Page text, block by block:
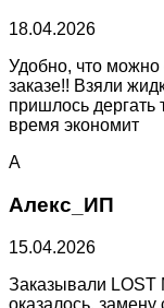
18.04.2026
Удобно, что можно
заказе!! Взяли
пришлось дергать
время экономит
А
Алекс_ИП
15.04.2026
Заказывали LOST
оказалось,